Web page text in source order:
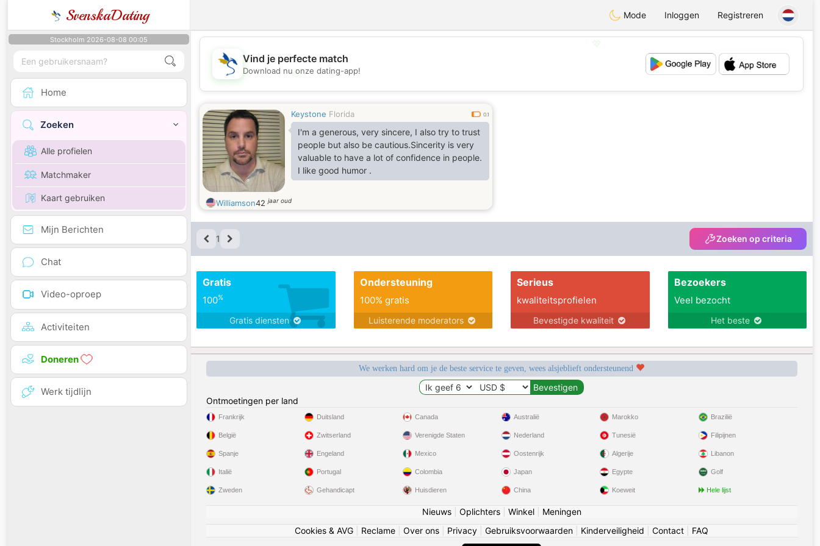
SvenskaDating Mode Inloggen Registreren
Stockholm 2026-08-08 00:05
Home
Zoeken
Alle profielen
Matchmaker
Kaart gebruiken
Mijn Berichten
Chat
Video-oproep
Activiteiten
Doneren
Werk tijdlijn
💖
💕
Vind je perfecte match
Download nu onze dating-app!
Keystone Florida 0.1
I'm a generous, very sincere, I also try to trust
people but also be cautious.Sincerity is very
valuable to have a lot of confidence in people.
I like good humor .
Williamson42jaar oud
1 Zoeken op criteria
Gratis
100%
Gratis diensten
Ondersteuning
100% gratis
Luisterende moderators
Serieus
kwaliteitsprofielen
Bevestigde kwaliteit
Bezoekers
Veel bezocht
Het beste
We werken hard om je de beste service te geven, wees alsjeblieft ondersteunend
Ontmoetingen per land
Frankrijk
België
Spanje
Italië
Zweden
Duitsland
Zwitserland
Engeland
Portugal
Gehandicapt
Canada
Verenigde Staten
Mexico
Colombia
Huisdieren
Australië
Nederland
Oostenrijk
Japan
China
Marokko
Tunesië
Algerije
Egypte
Koeweit
Brazilië
Filipijnen
Libanon
Golf
Hele lijst
Nieuws| Oplichters| Winkel| Meningen
Cookies & AVG
Reclame Over ons Privacy Gebruiksvoorwaarden Kinderveiligheid Contact FAQ